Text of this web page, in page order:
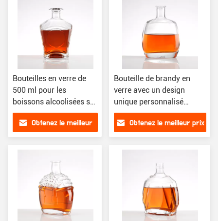
Bouteilles en verre de
500 ml pour les
boissons alcoolisées sur
mesure
Obtenez le meilleur
Bouteille de brandy en
verre avec un design
unique personnalisé
500ml 700ml 750ml
1000mlObtenez le meilleur prix